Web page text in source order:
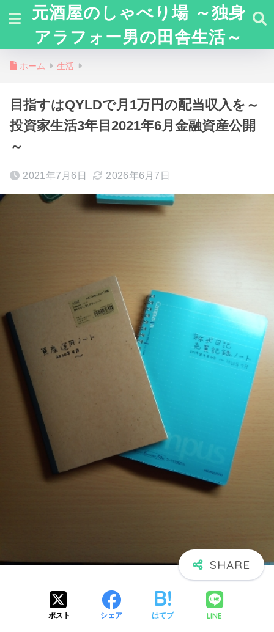
元酒屋のしゃべり場 ～独身
アラフォー男の田舎生活～
ホーム 生活
目指すはQYLDで月1万円の配当収入を～
投資家生活3年目2021年6月金融資産公開
～
2021年7月6日 2026年6月7日
ポスト シェア はてブ LINE